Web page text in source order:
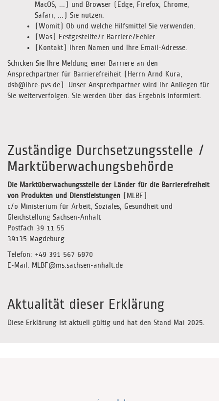
MacOS, ...) und Browser (Edge, Firefox, Chrome,
Safari, ...) Sie nutzen.
(Womit) Ob und welche Hilfsmittel Sie verwenden.
(Was) Festgestellte/r Barriere/Fehler.
(Kontakt) Ihren Namen und Ihre Email-Adresse.
Schicken Sie Ihre Meldung einer Barriere an den
Ansprechpartner für Barrierefreiheit (Herrn Arnd Kura,
dsb@ihre-pvs.de). Unser Ansprechpartner wird Ihr Anliegen für
Sie weiterverfolgen. Sie werden über das Ergebnis informiert.
Zuständige Durchsetzungsstelle /
Marktüberwachungsbehörde
Die Marktüberwachungsstelle der Länder für die Barrierefreiheit
von Produkten und Dienstleistungen (MLBF)
c/o Ministerium für Arbeit, Soziales, Gesundheit und
Gleichstellung Sachsen-Anhalt
Postfach 39 11 55
39135 Magdeburg
Telefon: +49 391 567 6970
E-Mail: MLBF@ms.sachsen-anhalt.de
Aktualität dieser Erklärung
Diese Erklärung ist aktuell gültig und hat den Stand Mai 2025.